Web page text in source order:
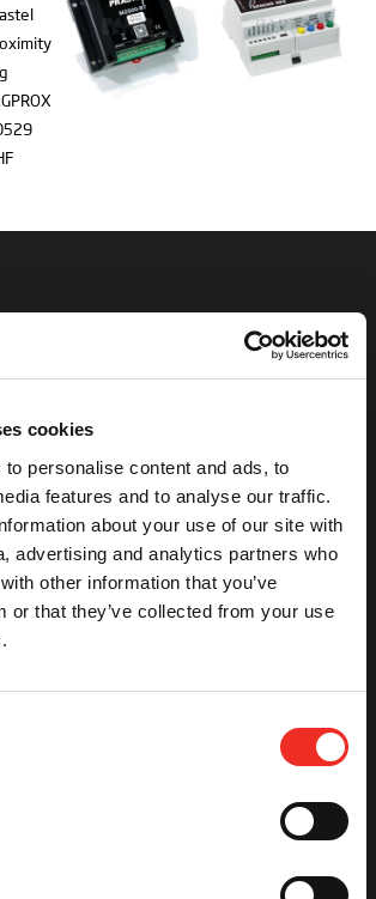
cookies
personalise content and ads, to
features and to analyse our traffic.
about your use of our site with
advertising and analytics partners who
other information that you’ve
or that they’ve collected from your use
met uw handzender?
met u op